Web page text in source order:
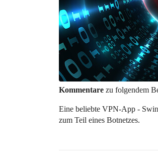
Kommentare zu folgendem
Eine beliebte VPN-App -
zum Teil eines Botnetzes.